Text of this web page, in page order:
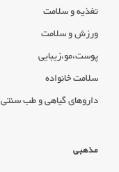
تغذیه و سلامت
ورزش و سلامت
پوست،مو،زیبایی
سلامت خانواده
داروهای گیاهی و طب سنتی
مذهبی